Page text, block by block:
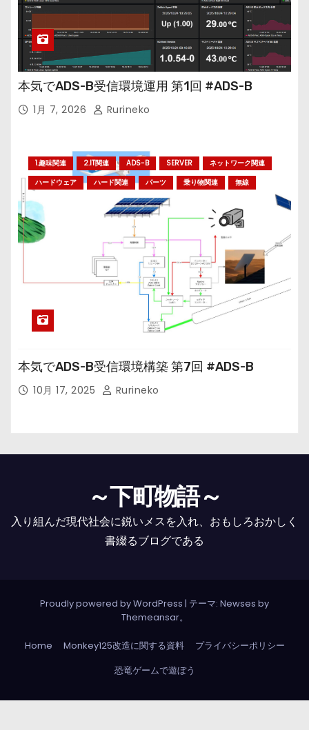
本気でADS-B受信環境運用 第1回 #ADS-B
1月 7, 2026 Rurineko
1.趣味関連 2.IT関連 ADS-B SERVER
ネットワーク関連
ハードウェア
ハード関連 パーツ 乗り物関連 無線
本気でADS-B受信環境構築 第7回 #ADS-B
10月 17, 2025 Rurineko
～下町物語～
入り組んだ現代社会に鋭いメスを入れ、おもしろおかしく
書綴るブログである
Proudly powered by WordPress | テーマ: Newses by
Themeansar。
Home Monkey125改造に関する資料
プライバシーポリシー
恐竜ゲームで遊ぼう